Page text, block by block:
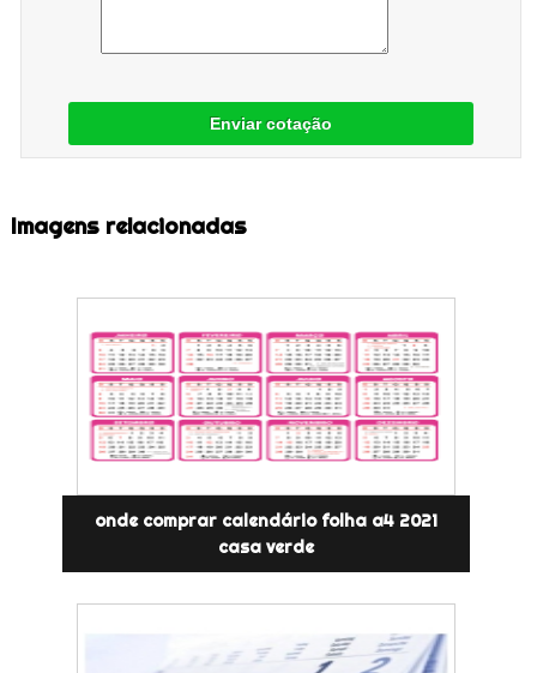
Enviar cotação
Imagens relacionadas
onde comprar calendário folha a4 2021
casa verde